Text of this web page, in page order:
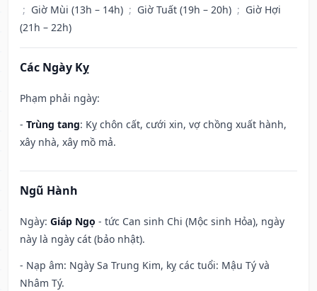
; Giờ Mùi (13h – 14h) ; Giờ Tuất (19h – 20h) ; Giờ Hợi
(21h – 22h)
Các Ngày Kỵ
Phạm phải ngày:
- Trùng tang: Kỵ chôn cất, cưới xin, vợ chồng xuất hành,
xây nhà, xây mồ mả.
Ngũ Hành
Ngày: Giáp Ngọ - tức Can sinh Chi (Mộc sinh Hỏa), ngày
này là ngày cát (bảo nhật).
- Nạp âm: Ngày Sa Trung Kim, kỵ các tuổi: Mậu Tý và
Nhâm Tý.